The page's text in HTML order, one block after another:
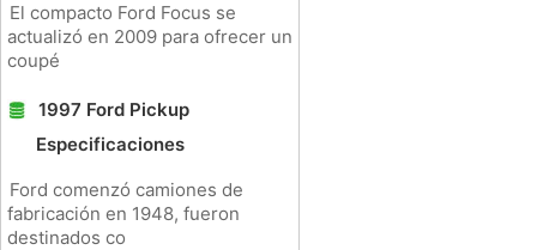
El compacto Ford Focus se
actualizó en 2009 para ofrecer un
coupé
1997 Ford Pickup
Especificaciones
Ford comenzó camiones de
fabricación en 1948, fueron
destinados co